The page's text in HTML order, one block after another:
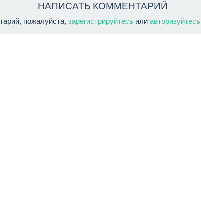
НАПИСАТЬ КОММЕНТАРИЙ
пожалуйста,зарегистрируйтесь илиавторизуйтесь